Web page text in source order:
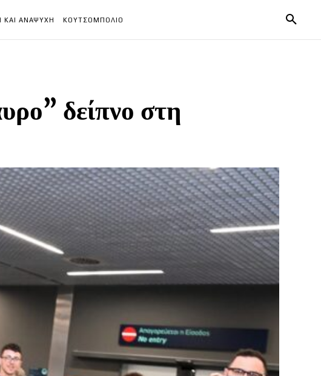
ΚΑΙ ΑΝΑΨΥΧΗ ΚΟΥΤΣΟΜΠΟΛΙΟ
δείπνο στη